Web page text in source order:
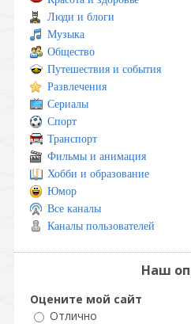
Люди и блоги
Музыка
Общество
Путешествия и события
Развлечения
Сериалы
Спорт
Транспорт
Фильмы и анимация
Хобби и образование
Юмор
Все каналы
Каналы пользователей
Наш
Оцените мой сайт
Отлично